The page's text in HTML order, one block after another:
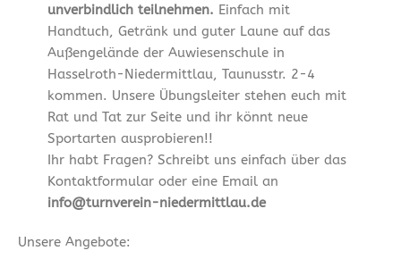
unverbindlich teilnehmen. Einfach mit
Handtuch, Getränk und guter Laune auf das
Außengelände der Auwiesenschule in
Hasselroth-Niedermittlau, Taunusstr. 2-4
kommen. Unsere Übungsleiter stehen euch mit
Rat und Tat zur Seite und ihr könnt neue
Sportarten ausprobieren!!
Ihr habt Fragen? Schreibt uns einfach über das
Kontaktformular oder eine Email an
info@turnverein-niedermittlau.de
Unsere Angebote: